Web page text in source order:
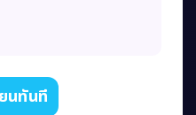
นทันที